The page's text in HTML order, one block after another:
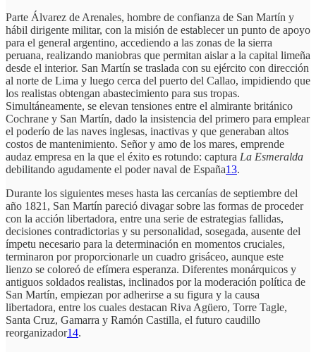
Parte Álvarez de Arenales, hombre de confianza de San Martín y
hábil dirigente militar, con la misión de establecer un punto de apoyo
para el general argentino, accediendo a las zonas de la sierra
peruana, realizando maniobras que permitan aislar a la capital limeña
desde el interior. San Martín se traslada con su ejército con dirección
al norte de Lima y luego cerca del puerto del Callao, impidiendo que
los realistas obtengan abastecimiento para sus tropas.
Simultáneamente, se elevan tensiones entre el almirante británico
Cochrane y San Martín, dado la insistencia del primero para emplear
el poderío de las naves inglesas, inactivas y que generaban altos
costos de mantenimiento. Señor y amo de los mares, emprende
audaz empresa en la que el éxito es rotundo: captura La Esmeralda
debilitando agudamente el poder naval de España13.
Durante los siguientes meses hasta las cercanías de septiembre del
año 1821, San Martín pareció divagar sobre las formas de proceder
con la acción libertadora, entre una serie de estrategias fallidas,
decisiones contradictorias y su personalidad, sosegada, ausente del
ímpetu necesario para la determinación en momentos cruciales,
terminaron por proporcionarle un cuadro grisáceo, aunque este
lienzo se coloreó de efímera esperanza. Diferentes monárquicos y
antiguos soldados realistas, inclinados por la moderación política de
San Martín, empiezan por adherirse a su figura y la causa
libertadora, entre los cuales destacan Riva Agüero, Torre Tagle,
Santa Cruz, Gamarra y Ramón Castilla, el futuro caudillo
reorganizador14.